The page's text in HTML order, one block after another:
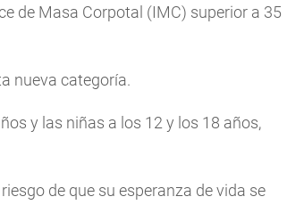
de Masa Corpotal (IMC) superior a 35
nueva categoría.
y las niñas a los 12 y los 18 años,
de que su esperanza de vida se